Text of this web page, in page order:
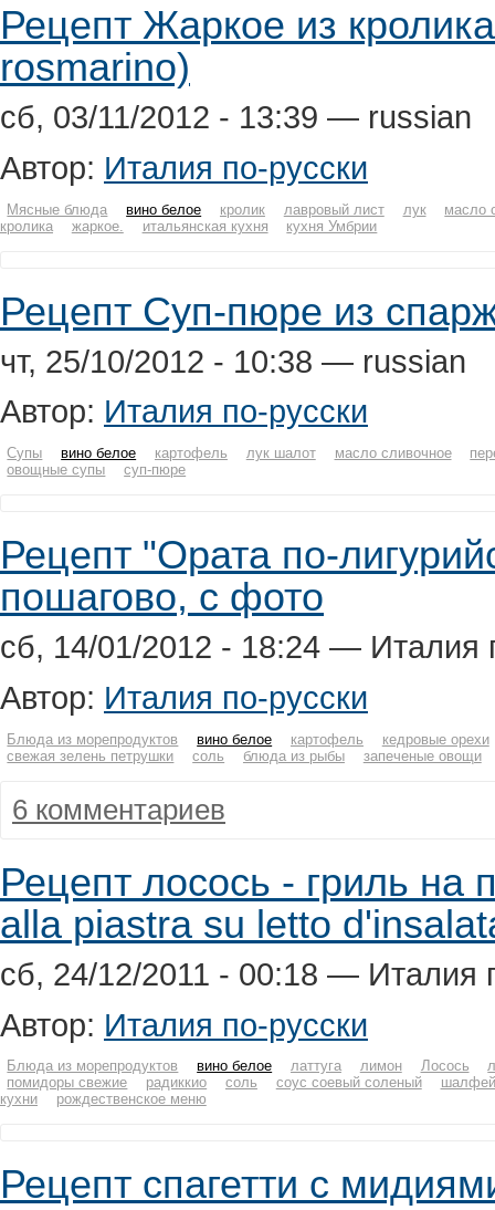
Рецепт Жаркое из
rosmarino)
сб, 03/11/2012 - 13:39 — russian
Автор: Италия по-русски
Мясные блюда вино белое кролик лавровый лист лук
масло
кролика
жаркое. итальянская кухня кухня Умбрии
Рецепт Суп-пюре из
чт, 25/10/2012 - 10:38 — russian
Автор: Италия по-русски
Супы вино белое картофель лук шалот масло сливочное
овощные супы
суп-пюре
Рецепт "Ората по-
пошагово, с фото
сб, 14/01/2012 - 18:24 — Италия
Автор: Италия по-русски
Блюда из морепродуктов вино белое картофель
кедровые орехи
свежая зелень петрушки
соль блюда из рыбы запеченые овощи
6 комментариев
Рецепт лосось - гриль на
alla piastra su letto
сб, 24/12/2011 - 00:18 — Италия
Автор: Италия по-русски
Блюда из морепродуктов вино белое латтуга лимон Лосось
помидоры свежие
радиккио соль соус соевый соленый
кухни
рождественское меню
Рецепт спагетти с